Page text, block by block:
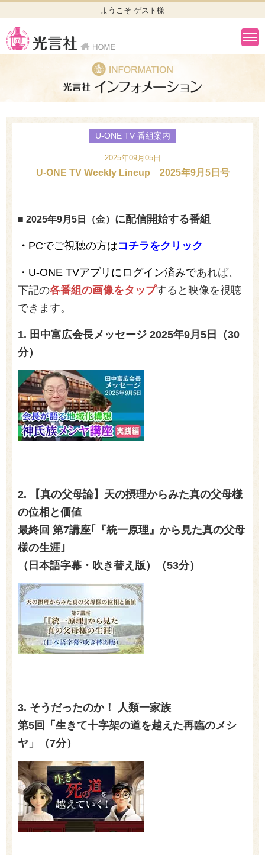
ようこそ ゲスト様
U-ONE TV 番組案内
2025年09月05日
U-ONE TV Weekly Lineup 2025年9月5日号
■ 2025年9月5 日（金） に配信開始する番組
・ PCでご視聴の方はコチラをクリック
・U-ONE TVアプリにログイン済みであれば、
下記の各番組の画像をタップすると映像を視聴
できます。
1. 田中富広会長メッセージ 2025年9月5日（30
分）
2. 【真の父母論】天の摂理からみた真の父母様
の位相と価値
最終回 第7講座｢『統一原理』から見た真の父母
様の生涯｣
（日本語字幕・吹き替え版）（53分）
3. そうだったのか！ 人類一家族
第5回「生きて十字架の道を越えた再臨のメシ
ヤ」（7分）